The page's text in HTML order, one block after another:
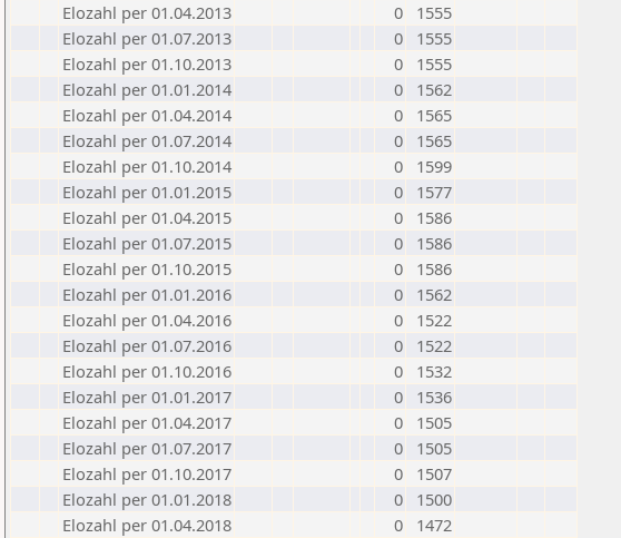
Elozahl per 01.04.2013
0
1555
Elozahl per 01.07.2013
0
1555
Elozahl per 01.10.2013
0
1555
Elozahl per 01.01.2014
0
1562
Elozahl per 01.04.2014
0
1565
Elozahl per 01.07.2014
0
1565
Elozahl per 01.10.2014
0
1599
Elozahl per 01.01.2015
0
1577
Elozahl per 01.04.2015
0
1586
Elozahl per 01.07.2015
0
1586
Elozahl per 01.10.2015
0
1586
Elozahl per 01.01.2016
0
1562
Elozahl per 01.04.2016
0
1522
Elozahl per 01.07.2016
0
1522
Elozahl per 01.10.2016
0
1532
Elozahl per 01.01.2017
0
1536
Elozahl per 01.04.2017
0
1505
Elozahl per 01.07.2017
0
1505
Elozahl per 01.10.2017
0
1507
Elozahl per 01.01.2018
0
1500
Elozahl per 01.04.2018
0
1472